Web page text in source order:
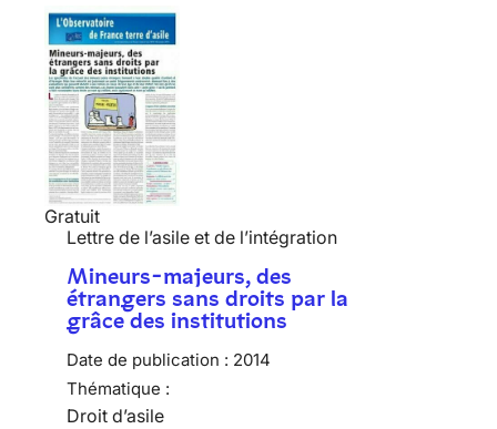
Gratuit
Lettre de l’asile et de l’intégration
Mineurs-majeurs, des
étrangers sans droits par la
grâce des institutions
Date de publication : 2014
Thématique :
Droit d’asile